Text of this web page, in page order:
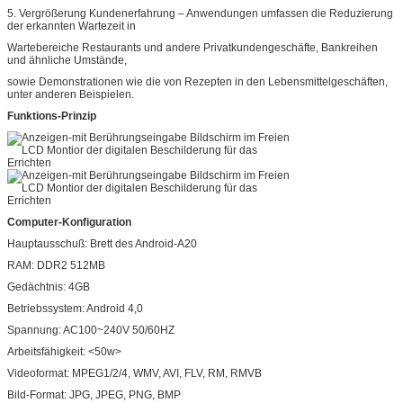
5. Vergrößerung Kundenerfahrung – Anwendungen umfassen die Reduzierung
der erkannten Wartezeit in
Wartebereiche Restaurants und andere Privatkundengeschäfte, Bankreihen
und ähnliche Umstände,
sowie Demonstrationen wie die von Rezepten in den Lebensmittelgeschäften,
unter anderen Beispielen.
Funktions-Prinzip
Computer-Konfiguration
Hauptausschuß: Brett des Android-A20
RAM: DDR2 512MB
Gedächtnis: 4GB
Betriebssystem: Android 4,0
Spannung: AC100~240V 50/60HZ
Arbeitsfähigkeit: <50w>
Videoformat: MPEG1/2/4, WMV, AVI, FLV, RM, RMVB
Bild-Format: JPG, JPEG, PNG, BMP